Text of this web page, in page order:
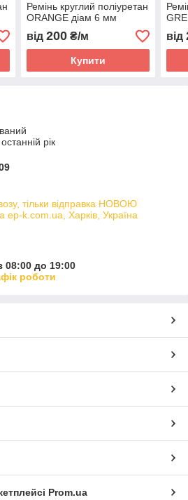
Ремінь круглий поліуретан
ORANGE діам 6 мм
від 200₴/м
Купити
від
рік
тільки відправка НОВОЮ
k.com.ua, Харків, Україна
08:00 до 19:00
роботи
Prom.ua